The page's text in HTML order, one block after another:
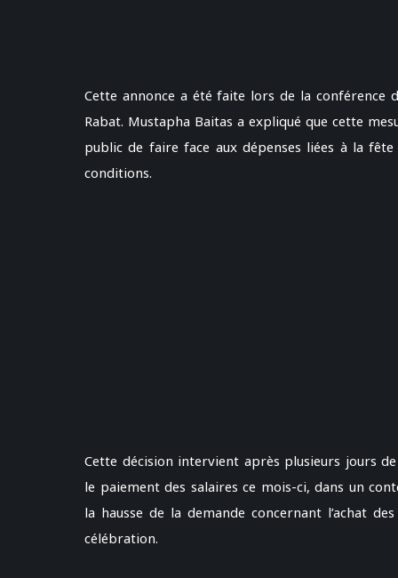
Cette annonce a été faite lors de la conférence
Rabat. Mustapha Baitas a expliqué que cette
public de faire face aux dépenses liées à la
conditions.
Cette décision intervient après plusieurs jours
le paiement des salaires ce mois-ci, dans un
la hausse de la demande concernant l’achat
célébration.